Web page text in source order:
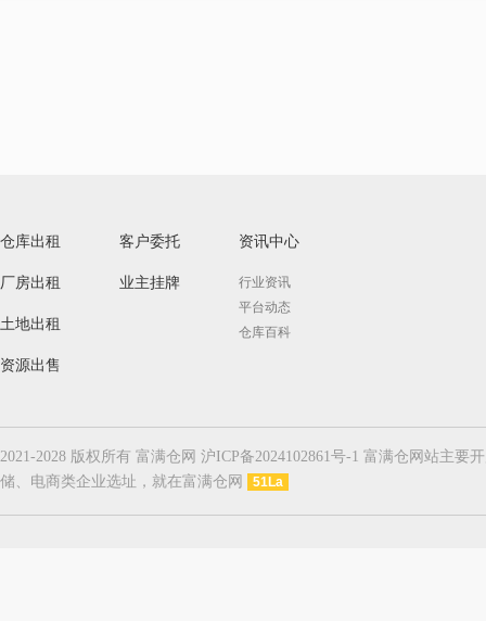
仓库出租
厂房出租
土地出租
资源出售
客户委托
业主挂牌
资讯中心
行业资讯
平台动态
仓库百科
2021-2028 版权所有 富满仓网 沪ICP备2024102861号-1 富满仓网站主
储、电商类企业选址，就在富满仓网
51La